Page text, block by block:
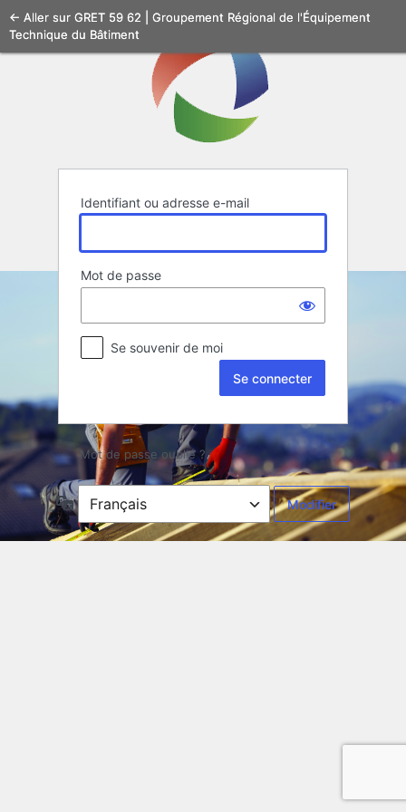
Se
connecter
Identifiant ou adresse e-mail
Mot de passe
Se souvenir de moi
Mot de passe oublié ?
← Aller sur GRET 59 62 | Groupement Régional de l'Équipement
Technique du Bâtiment
Langue